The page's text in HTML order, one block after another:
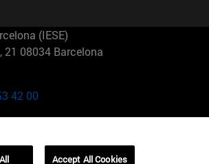
(IESE)
21 08034 Barcelona
42 00
Vista BrasilAccept All Cookies